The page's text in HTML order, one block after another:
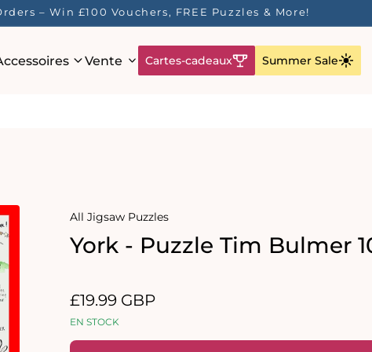
– Win £100 Vouchers, FREE Puzzles & More!
Vente Cartes-cadeaux Summer Sale
All Jigsaw Puzzles
York - Puzzle Tim Bulmer
Prix
£19.99 GBP
EN STOCK